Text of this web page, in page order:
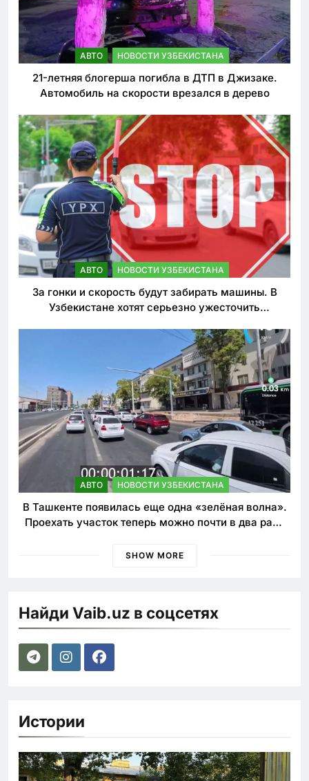
АВТО НОВОСТИ УЗБЕКИСТАНА
21-летняя блогерша погибла в ДТП в Джизаке.
Автомобиль на скорости врезался в дерево
АВТО НОВОСТИ УЗБЕКИСТАНА
За гонки и скорость будут забирать машины. В
Узбекистане хотят серьезно ужесточить
АВТО НОВОСТИ УЗБЕКИСТАНА
В Ташкенте появилась еще одна «зелёная волна».
Проехать участок теперь можно почти в два раза
SHOW MORE
Найди Vaib.uz в соцсетях
Истории